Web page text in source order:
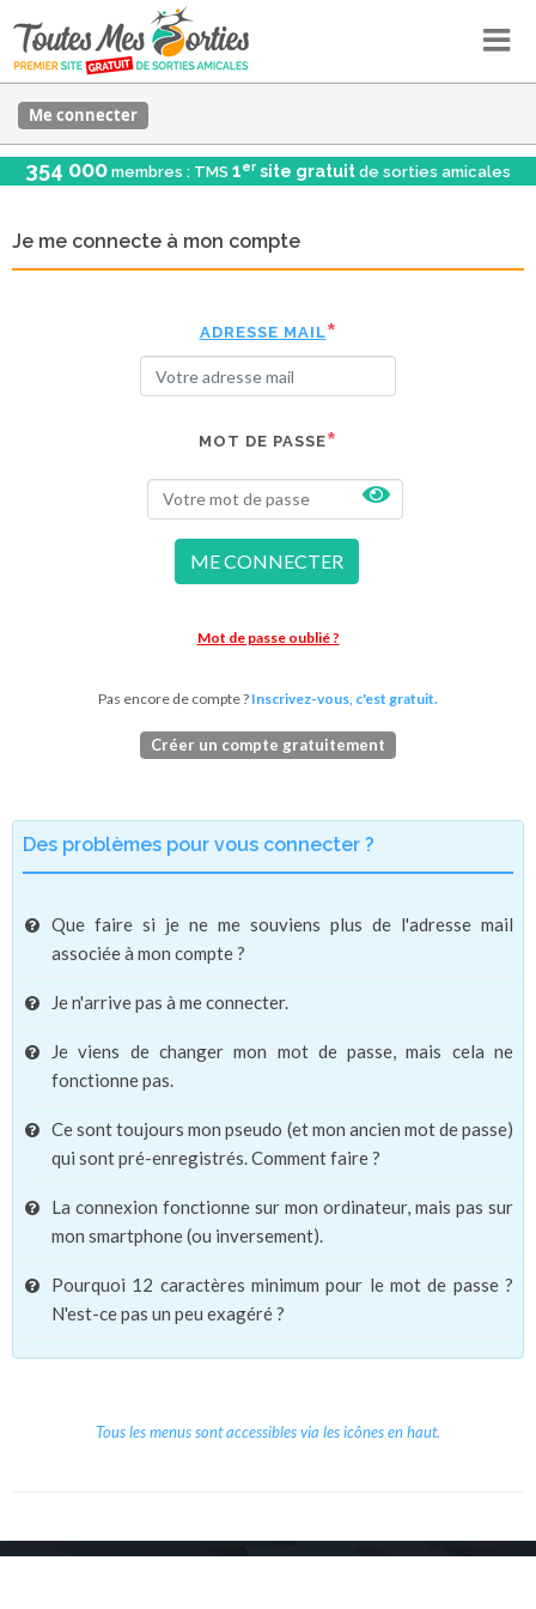
Me connecter
354 000 membres : TMS 1er site gratuit de sorties amicales
Je me connecte à mon compte
ADRESSE MAIL
MOT DE PASSE
ME CONNECTER
Mot de passe oublié ?
Pas encore de compte ? Inscrivez-vous, c'est gratuit.
Créer un compte gratuitement
Des problèmes pour vous connecter ?
Que faire si je ne me souviens plus de l'adresse mail
associée à mon compte ?
Je n'arrive pas à me connecter.
Je viens de changer mon mot de passe, mais cela ne
fonctionne pas.
Ce sont toujours mon pseudo (et mon ancien mot de passe)
qui sont pré-enregistrés. Comment faire ?
La connexion fonctionne sur mon ordinateur, mais pas sur
mon smartphone (ou inversement).
Pourquoi 12 caractères minimum pour le mot de passe ?
N'est-ce pas un peu exagéré ?
Tous les menus sont accessibles via les icônes en haut.